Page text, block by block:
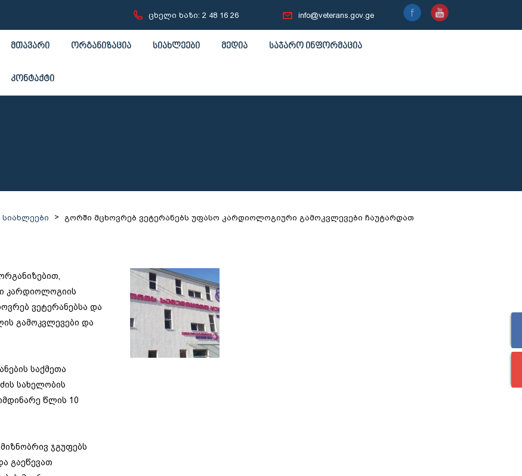
ცხელი ხაზი: 2 48 16 26 info@veterans.gov.ge
მთავარი ორგანიზაცია სიახლეები მედია საჯარო ინფორმაცია
კონტაქტი
სიახლეები > გორში მცხოვრებ ვეტერანებს უფასო კარდიოლოგიური გამოკვლევები ჩაუტარდათ
კარდიოლოგიის
ვეტერანებსა და
გამოკვლევები და
საქმეთა
სახელობის
წლის 10
ჯგუფებს
გაეწევათ